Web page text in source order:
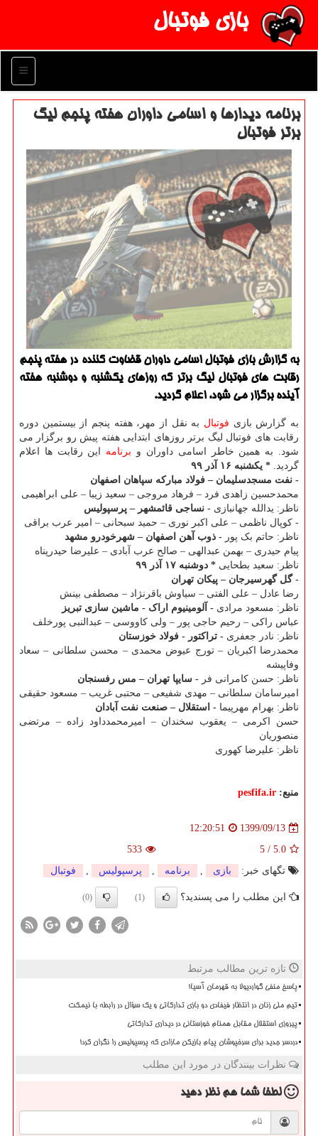
بازی فوتبال
منو
برنامه دیدارها و اسامی داوران هفته پنجم لیگ
برتر فوتبال
به گزارش بازی فوتبال اسامی داوران قضاوت كننده در هفته پنجم
رقابت های فوتبال لیگ برتر كه روزهای یكشنبه و دوشنبه هفته
آینده برگزار می شود، اعلام گردید.
به گزارش بازی فوتبال به نقل از مهر، هفته پنجم از بیستمین دوره
رقابت های فوتبال لیگ برتر روزهای ابتدایی هفته پیش رو برگزار می
شود. به همین خاطر اسامی داوران و برنامه این رقابت ها اعلام
گردید. * یکشنبه ۱۶ آذر ۹۹
- نفت مسجدسلیمان – فولاد مبارکه سپاهان اصفهان
محمدحسین زاهدی فرد – فرهاد مروجی – سعید زیبا – علی ابراهیمی
ناظر: یدالله جهانبازی - نساجی قائمشهر – پرسپولیس
- کوپال ناظمی – علی اکبر نوری – حمید سبحانی – امیر عرب براقی
ناظر: حاتم بک پور - ذوب آهن اصفهان – شهرخودرو مشهد
پیام حیدری – بهمن عبدالهی – صالح عرب آبادی – علیرضا حیدرپناه
ناظر: سعید بطحایی * دوشنبه ۱۷ آذر ۹۹
- گل گهرسیرجان – پیکان تهران
رضا عادل – علی الفتی – سیاوش باقرنژاد – مصطفی بینش
ناظر: مسعود مرادی - آلومینیوم اراک - ماشین سازی تبریز
عباس راکی – رحیم حاجی پور – ولی کاووسی – عبدالنبی پورخلف
ناظر: نادر جعفری - تراکتور - فولاد خوزستان
محمدرضا اکبریان – تورج عیوض محمدی – محسن سلطانی – سعاد
وفاپیشه
ناظر: حسن کامرانی فر - سایپا تهران – مس رفسنجان
امیرسامان سلطانی – مهدی شفیعی – محتبی غریب – مسعود حقیقی
ناظر: بهرام مهرپیما - استقلال – صنعت نفت آبادان
حسن اکرمی – یعقوب سخندان – امیرمحمدداود زاده – مرتضی
منصوریان
ناظر: علیرضا کهوری
منبع: pesfifa.ir
1399/09/13
12:20:51
5.0
/
5
533
تگهای خبر:
بازی , برنامه , پرسپولیس , فوتبال
این مطلب را می پسندید؟ (1)
(0)
تازه ترین مطالب مرتبط
پاسخ منفی گواردیولا به قهرمان آسیا!
تیم ملی زنان در انتظار فیفادی دو بازی تدارکاتی و یک سؤال در رابطه با نیمکت
پیروزی استقلال مقابل همنام خوزستانی در دیداری تدارکاتی
دردسر جدید برای سرخپوشان پیام بازیکن مازادی که پرسپولیس را نگران کرد!
نظرات بینندگان در مورد این مطلب
لطفا شما همنظر دهید